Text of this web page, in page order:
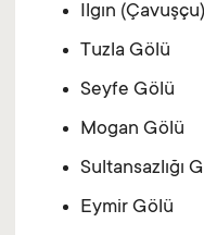
Ilgın
Tuzla Gölü
Seyfe Gölü
Mogan Gölü
Sultansazlığı
Eymir Gölü